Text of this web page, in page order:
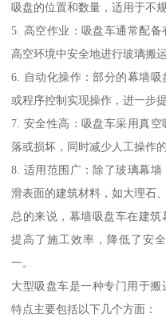
吸盘的位置和数量，适用于不
5. 高空作业：吸盘车通常配
高空环境中安全地进行玻璃搬
6. 自动化操作：部分的幕墙
或程序控制实现操作，进一步
7. 安全性高：吸盘车采用真
落或损坏，同时减少人工操作的
8. 适用范围广：除了玻璃幕
滑表面的建筑材料，如大理石
总的来说，幕墙吸盘车在建筑
提高了施工效率，降低了安
一。
大型吸盘车是一种专门用于
特点主要包括以下几个方面：